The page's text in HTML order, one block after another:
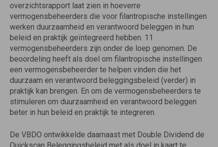
overzichtsrapport laat zien in hoeverre
vermogensbeheerders die voor filantropische instellingen
werken duurzaamheid en verantwoord beleggen in hun
beleid en praktijk geïntegreerd hebben. 11
vermogensbeheerders zijn onder de loep genomen. De
beoordeling heeft als doel om filantropische instellingen
een vermogensbeheerder te helpen vinden die het
duurzaam en verantwoord beleggingsbeleid (verder) in
praktijk kan brengen. En om de vermogensbeheerders te
stimuleren om duurzaamheid en verantwoord beleggen
beter in hun beleid en praktijk te integreren.
De VBDO ontwikkelde daarnaast met Double Dividend de